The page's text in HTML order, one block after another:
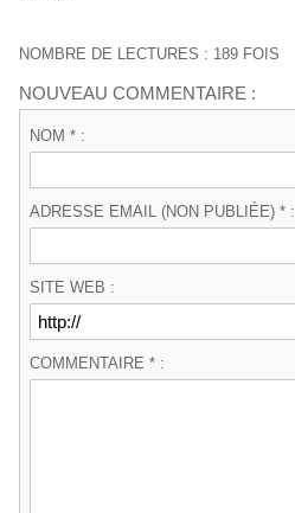
NOMBRE DE LECTURES : 189 FOIS
NOUVEAU COMMENTAIRE :
NOM * :
ADRESSE EMAIL (NON PUBLIÉE) * :
SITE WEB :
COMMENTAIRE * :